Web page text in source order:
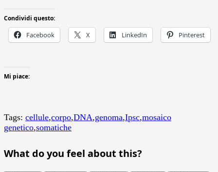
Condividi questo:
Facebook X LinkedIn Pinterest
Mi piace:
Tags: cellule,corpo,DNA,genoma,Ipsc,mosaico
genetico,somatiche
What do you feel about this?